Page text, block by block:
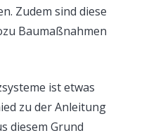
Zudem sind diese
Baumaßnahmen
ist etwas
zu der Anleitung
diesem Grund